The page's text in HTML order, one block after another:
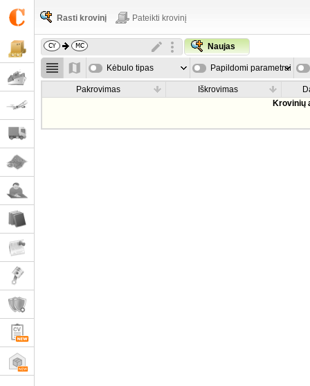
Rasti krovinį Pateikti krovinį
Naujas
Kėbulo tipas Papildomi parametrai
Pakrovimas Iškrovimas
Krovinių